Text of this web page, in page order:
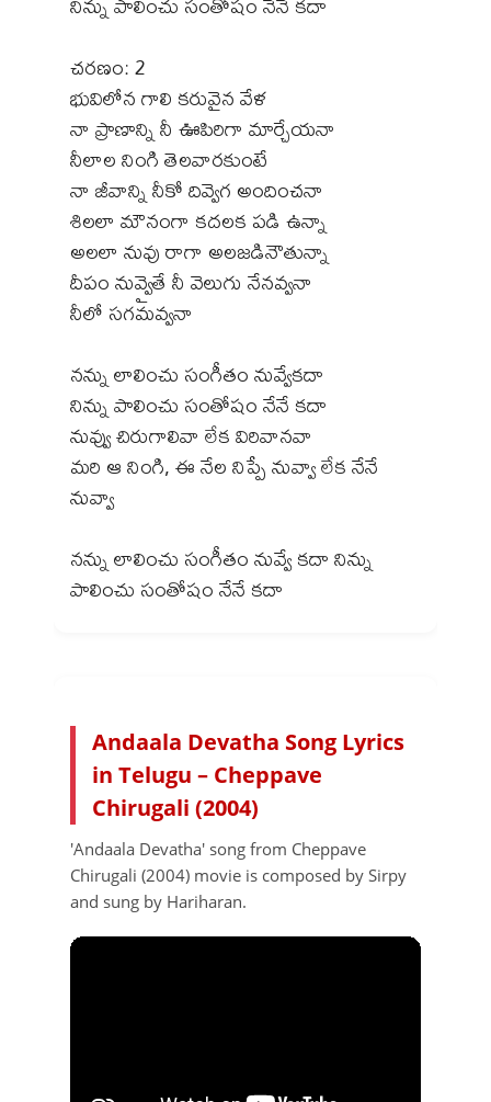
చరణం: 2
భువిలోన గాలి కరువైన వేళ
నా ప్రాణాన్ని నీ ఊపిరిగా మార్చేయనా
నీలాల నింగి తెలవారకుంటే
నా జీవాన్ని నీకో దివ్వెగ అందించనా
శిలలా మౌనంగా కదలక పడి ఉన్నా
అలలా నువు రాగా అలజడినౌతున్నా
దీపం నువ్వైతే నీ వెలుగు నేనవ్వనా
నీలో సగమవ్వనా
నన్ను లాలించు సంగీతం నువ్వేకదా
నిన్ను పాలించు సంతోషం నేనే కదా
నువ్వు చిరుగాలివా లేక విరివానవా
మరి ఆ నింగి, ఈ నేల నిప్పే నువ్వా లేక నేనే
నువ్వా
నన్ను లాలించు సంగీతం నువ్వే కదా నిన్ను
Andaala Devatha Song Lyrics
in Telugu – Cheppave
Chirugali (2004)
'Andaala Devatha' song from Cheppave
Chirugali (2004) movie is composed by Sirpy
and sung by Hariharan.